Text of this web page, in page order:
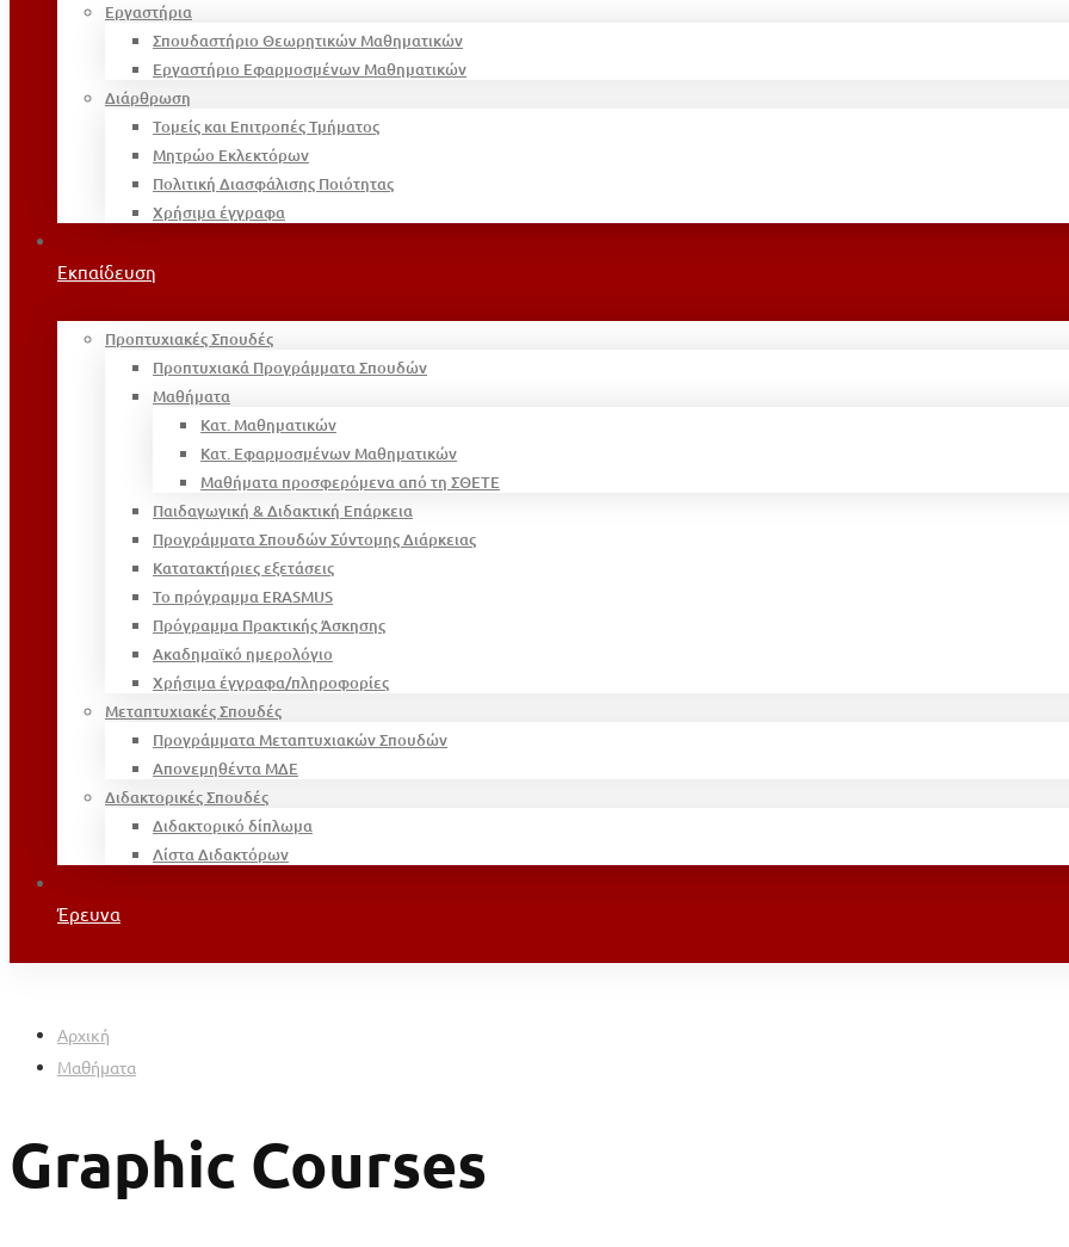
Εργαστήρια
Σπουδαστήριο Θεωρητικών Μαθηματικών
Εργαστήριο Εφαρμοσμένων Μαθηματικών
Διάρθρωση
Τομείς και Επιτροπές Τμήματος
Μητρώο Εκλεκτόρων
Πολιτική Διασφάλισης Ποιότητας
Χρήσιμα έγγραφα
Εκπαίδευση
Προπτυχιακές Σπουδές
Προπτυχιακά Προγράμματα Σπουδών
Μαθήματα
Κατ. Μαθηματικών
Κατ. Εφαρμοσμένων Μαθηματικών
Μαθήματα προσφερόμενα από τη ΣΘΕΤΕ
Παιδαγωγική & Διδακτική Επάρκεια
Προγράμματα Σπουδών Σύντομης Διάρκειας
Κατατακτήριες εξετάσεις
Το πρόγραμμα ERASMUS
Πρόγραμμα Πρακτικής Άσκησης
Ακαδημαϊκό ημερολόγιο
Χρήσιμα έγγραφα/πληροφορίες
Μεταπτυχιακές Σπουδές
Προγράμματα Μεταπτυχιακών Σπουδών
Απονεμηθέντα ΜΔΕ
Διδακτορικές Σπουδές
Διδακτορικό δίπλωμα
Λίστα Διδακτόρων
Έρευνα
Αρχική
Μαθήματα
Graphic Courses